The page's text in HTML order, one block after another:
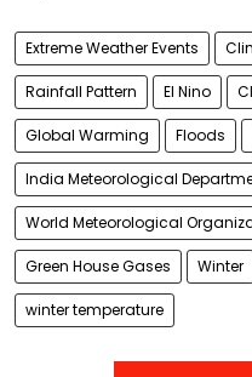
Extreme Weather Events
Rainfall Pattern El Nino
Global Warming Floods
India Meteorological
World Meteorological
Green House Gases Winter
winter temperature